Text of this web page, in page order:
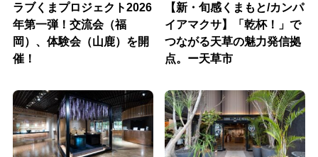
ラブくまプロジェクト2026
年第一弾！交流会（福
岡）、体験会（山鹿）を開
催！
【新・旬感くまもと/カンパ
イアマクサ】「乾杯！」で
つながる天草の魅力発信拠
点。ー天草市